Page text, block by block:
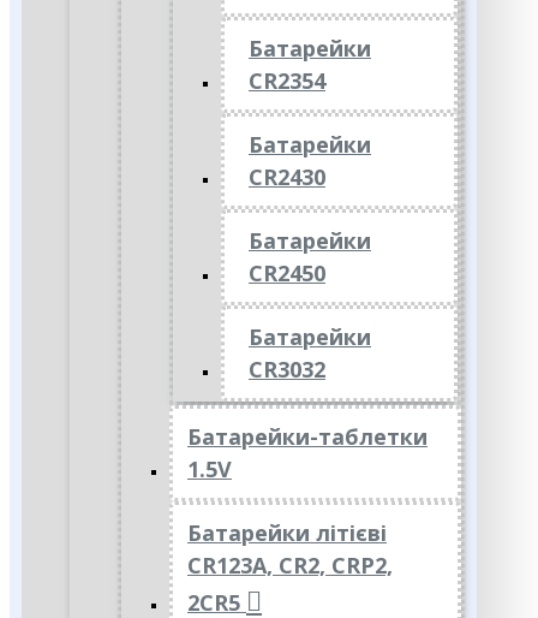
Батарейки
CR2354
Батарейки
CR2430
Батарейки
CR2450
Батарейки
CR3032
Батарейки-таблетки
1.5V
Батарейки літієві
CR123A, CR2, CRP2,
2CR5